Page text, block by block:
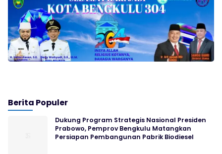
Berita Populer
Dukung Program Strategis Nasional Presiden
Prabowo, Pemprov Bengkulu Matangkan
Persiapan Pembangunan Pabrik Biodiesel